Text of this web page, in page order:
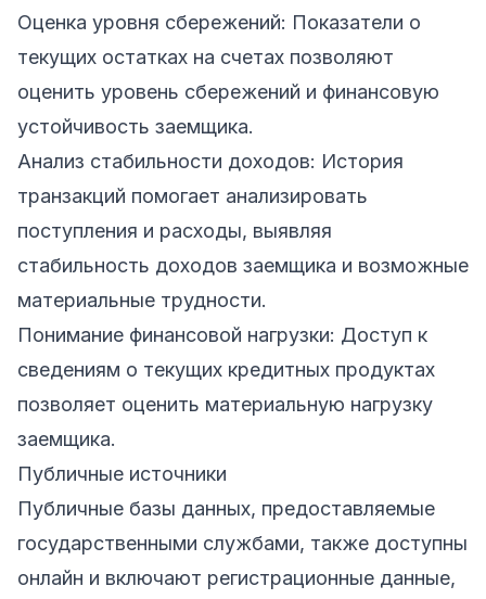
Оценка уровня сбережений: Показатели о
текущих остатках на счетах позволяют
оценить уровень сбережений и финансовую
устойчивость заемщика.
Анализ стабильности доходов: История
транзакций помогает анализировать
поступления и расходы, выявляя
стабильность доходов заемщика и возможные
материальные трудности.
Понимание финансовой нагрузки: Доступ к
сведениям о текущих кредитных продуктах
позволяет оценить материальную нагрузку
заемщика.
Публичные источники
Публичные базы данных, предоставляемые
государственными службами, также доступны
онлайн и включают регистрационные данные,